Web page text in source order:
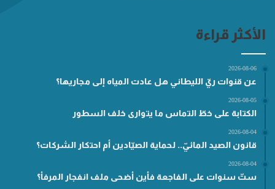
الأكثر قراءة
2026-08-06
عن قنوات ريّ الليطاني هل عادت المياه إلى مجاريها؟
2026-08-05
الكتابة على خطّ التماس ما يتوارى خلف السطور
2026-08-04
قانون الصيد المائيّ.. لحماية الصيّادين أم احتكار الشركات؟
2026-08-04
ستّ سنوات على الفاجعة فأين أضحى ملف انفجار المرفأ؟